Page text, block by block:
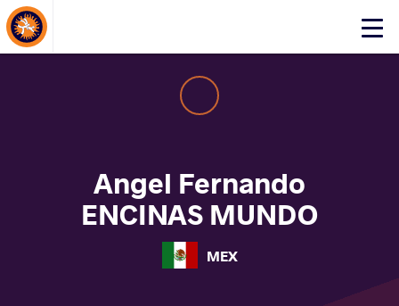
Click
About Events
Angel Fernando
ENCINAS MUNDO
MEX